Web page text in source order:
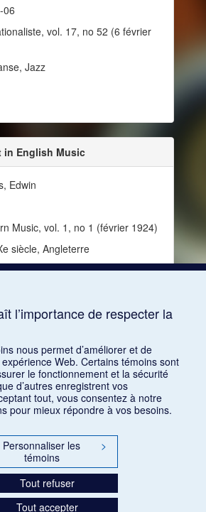
06
vol. 17, no 52 (6 février
Jazz
in English Music
Edwin
Music, vol. 1, no 1 (février 1924)
siècle, Angleterre
2 3 4
l’importance de respecter la
nous permet d’améliorer et de
Web. Certains témoins sont
le fonctionnement et la sécurité
d’autres enregistrent vos
tout, vous consentez à notre
pour mieux répondre à vos besoins.
Personnaliser les
témoins
>
Tout refuser
Tout accepter